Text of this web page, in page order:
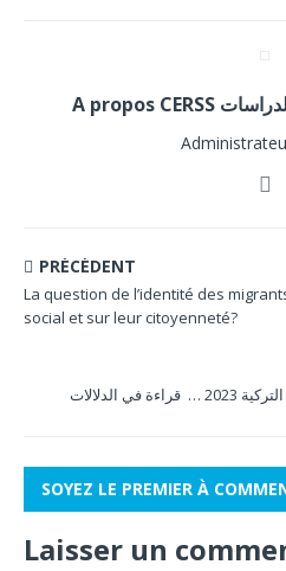
PRÉCÉDENT
La question de l’identité des
social et sur leur citoyenneté?
الدلالات
SOYEZ LE PREMIER À
Laisser un